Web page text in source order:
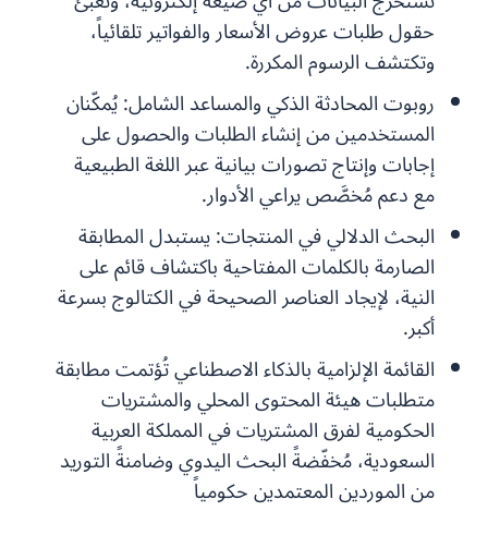
حقول طلبات عروض الأسعار والفواتير تلقائياً،
وتكتشف الرسوم المكررة.
روبوت المحادثة الذكي والمساعد الشامل:يُمكّنان
المستخدمين من إنشاء الطلبات والحصول على
إجابات وإنتاج تصورات بيانية عبر اللغة الطبيعية
مع دعم مُخصَّص يراعي الأدوار.
البحث الدلالي في المنتجات:يستبدل المطابقة
الصارمة بالكلمات المفتاحية باكتشاف قائم على
النية، لإيجاد العناصر الصحيحة في الكتالوج بسرعة
أكبر.
القائمة الإلزامية بالذكاء الاصطناعيتُؤتمت مطابقة
متطلبات هيئة المحتوى المحلي والمشتريات
الحكومية لفرق المشتريات في المملكة العربية
السعودية، مُخفّضةً البحث اليدوي وضامنةً التوريد
من الموردين المعتمدين حكومياً